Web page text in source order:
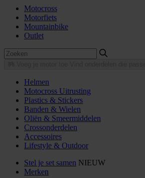
Motocross
Motorfiets
Mountainbike
Outlet
Helmen
Motocross Uitrusting
Plastics & Stickers
Banden & Wielen
Oliën & Smeermiddelen
Crossonderdelen
Accessoires
Lifestyle & Outdoor
Stel je set samen NIEUW
Merken